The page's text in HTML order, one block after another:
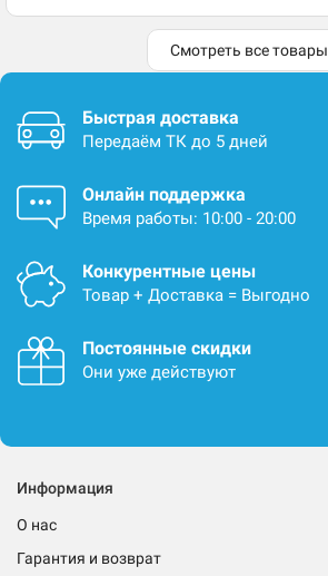
Смотреть все товары
Быстрая доставка
Передаём ТК до 5 дней
Онлайн поддержка
Время работы: 10:00 - 20:00
Конкурентные цены
Товар + Доставка = Выгодно
Постоянные скидки
Они уже действуют
Информация
О нас
Гарантия и возврат